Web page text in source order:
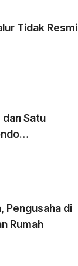
Tidak Resmi
dan Satu
Pengusaha di
Rumah